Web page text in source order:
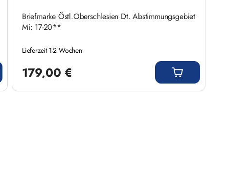
Briefmarke Östl.Oberschlesien Dt. Abstimmungsgebiet
Mi: 17-20**
Lieferzeit 1-2 Wochen
179,00 €